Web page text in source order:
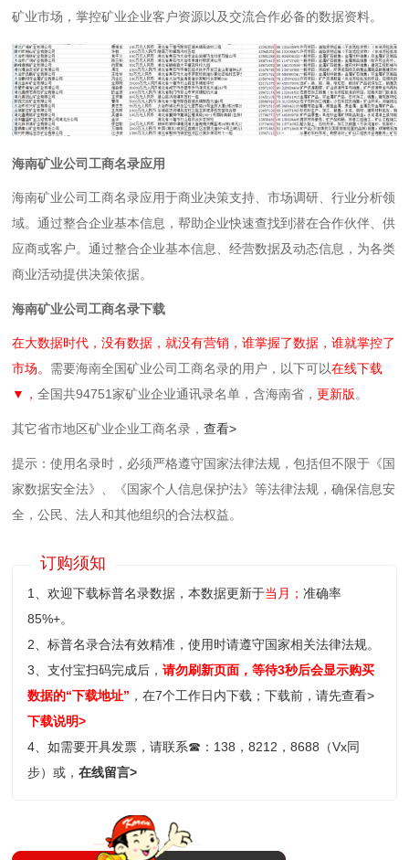
矿业市场，掌控矿业企业客户资源以及交流合作必备的数据资料。
海南矿业公司工商名录应用
海南矿业公司工商名录应用于商业决策支持、市场调研、行业分析领
域。通过整合企业基本信息，帮助企业快速查找到潜在合作伙伴、供
应商或客户。通过整合企业基本信息、经营数据及动态信息，为各类
商业活动提供决策依据。
海南矿业公司工商名录下载
在大数据时代，没有数据，就没有营销，谁掌握了数据，谁就掌控了
市场。 需要海南全国矿业公司工商名录的用户，以下可以在线下载
▼，全国共94751家矿业企业通讯录名单，含海南省，更新版。
其它省市地区矿业企业工商名录，查看>
提示：使用名录时，必须严格遵守国家法律法规，包括但不限于《国
家数据安全法》、《国家个人信息保护法》等‌法律法规，确保信息安
全，公民、法人和其他组织的合法权益。
订购须知
1、欢迎下载标普名录数据，本数据更新于当月；准确率
85%+。
2、标普名录合法有效精准，使用时请遵守国家相关法律法规。
3、支付宝扫码完成后，请勿刷新页面，等待3秒后会显示购买
数据的“下载地址” ，在7个工作日内下载；下载前，请先查看>
下载说明>
4、如需要开具发票，请联系☎ ：138，8212，8688（Vx同
步）或，在线留言>